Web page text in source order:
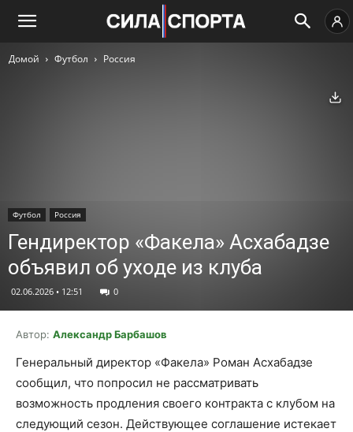
Домой Футбол Россия
Футбол Россия
Гендиректор «Факела» Асхабадзе
объявил об уходе из клуба
02.06.2026 • 12:51 0
Автор: Александр Барбашов
Генеральный директор «Факела» Роман Асхабадзе
сообщил, что попросил не рассматривать
возможность продления своего контракта с клубом на
следующий сезон. Действующее соглашение истекает